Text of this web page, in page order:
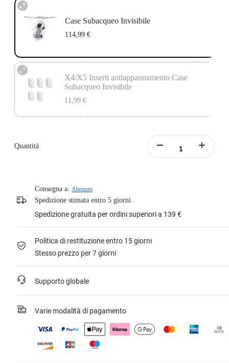
Case Subacqueo Invisibile
114,99 €
X4/X5 Inserti antiappannamento Case
Subacqueo Invisibile
11,99 €
Contiene gli Inserti Anti Condensa della Case Subacqueo Invisibile.
Le dimensioni di ogni inserto sono 37,1x19x1,2 mm.
Quantità
Consegna a: Abruzzo
Spedizione stimata entro 5 giorni.
Spedizione gratuita per ordini superiori a 139 €
Politica di restituzione entro 15 giorni
Stesso prezzo per 7 giorni
Supporto globale
Varie modalità di pagamento